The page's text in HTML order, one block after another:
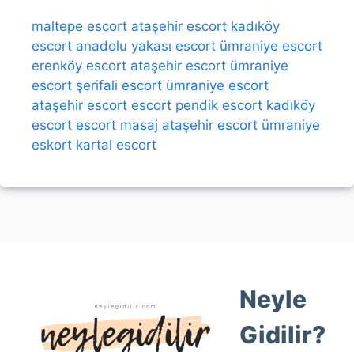
maltepe escort ataşehir escort kadıköy
escort anadolu yakası escort ümraniye escort
erenköy escort ataşehir escort ümraniye
escort şerifali escort ümraniye escort
ataşehir escort escort pendik escort kadıköy
escort escort masaj ataşehir escort ümraniye
eskort kartal escort
Neyle
Gidilir?